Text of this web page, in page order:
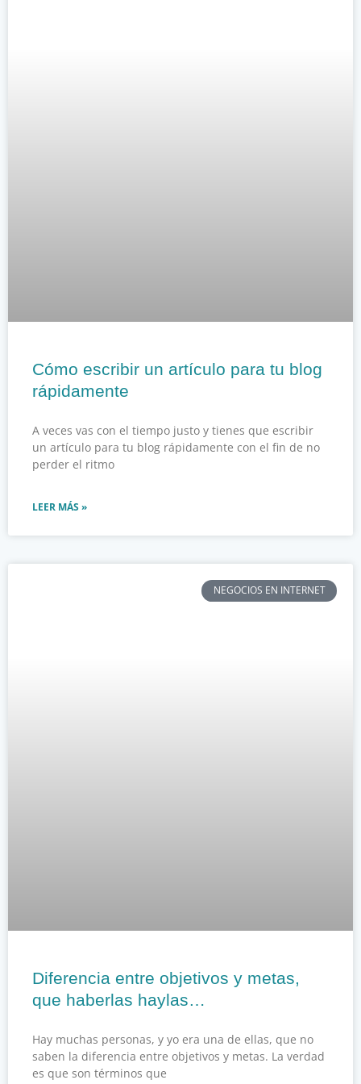
Cómo escribir un artículo para tu blog
rápidamente
A veces vas con el tiempo justo y tienes que escribir
un artículo para tu blog rápidamente con el fin de no
perder el ritmo
LEER MÁS »
NEGOCIOS EN INTERNET
Diferencia entre objetivos y metas,
que haberlas haylas…
Hay muchas personas, y yo era una de ellas, que no
saben la diferencia entre objetivos y metas. La verdad
es que son términos que